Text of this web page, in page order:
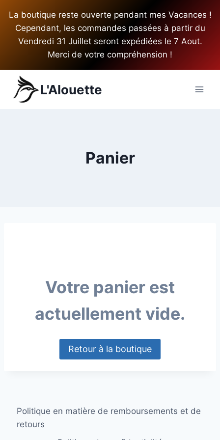
contenu
La boutique reste ouverte pendant mes Vacances !
Cependant, les commandes passées à partir du
Vendredi 31 Juillet seront expédiées le 7 Aout.
Merci de votre compréhension !
L'Alouette
Panier
Votre panier est
actuellement vide.
Retour à la boutique
Politique en matière de remboursements et de
retours